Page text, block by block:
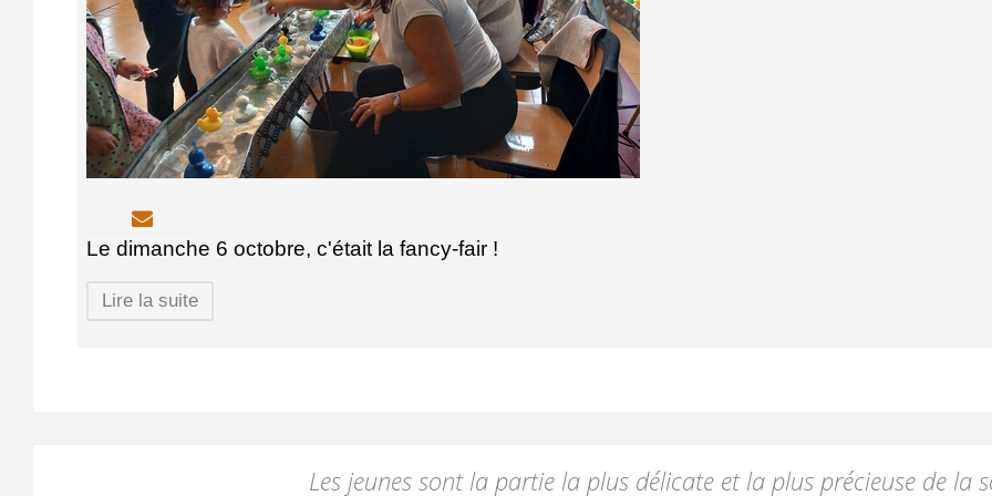
Le dimanche 6 octobre, c'était la fancy-fair !
Lire la suite
Les jeunes sont la partie la plus délicate et la plus précieuse de la